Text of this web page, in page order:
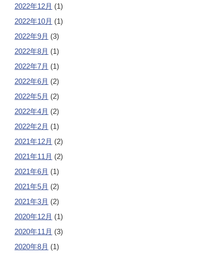
2022年12月 (1)
2022年10月 (1)
2022年9月 (3)
2022年8月 (1)
2022年7月 (1)
2022年6月 (2)
2022年5月 (2)
2022年4月 (2)
2022年2月 (1)
2021年12月 (2)
2021年11月 (2)
2021年6月 (1)
2021年5月 (2)
2021年3月 (2)
2020年12月 (1)
2020年11月 (3)
2020年8月 (1)